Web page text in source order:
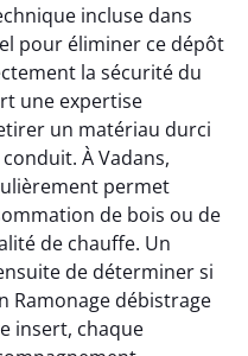
incluse dans
pour éliminer ce dépôt
la sécurité du
une expertise
un matériau durci
À Vadans,
permet
de bois ou de
de chauffe. Un
de déterminer si
Ramonage débistrage
insert, chaque